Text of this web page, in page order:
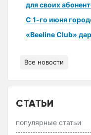
для своих
С 1-го июня
«Beeline Club»
Все новости
СТАТЬИ
популярные статьи